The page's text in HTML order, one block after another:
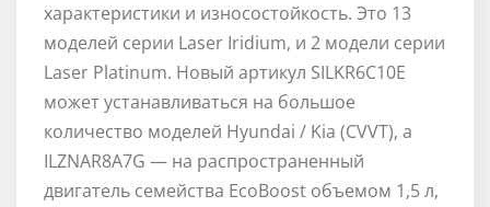
характеристики и износостойкость. Это 13
моделей серии Laser Iridium, и 2 модели серии
Laser Platinum. Новый артикул SILKR6C10E
может устанавливаться на большое
количество моделей Hyundai / Kia (CVVT), а
ILZNAR8A7G — на распространенный
двигатель семейства EcoBoost объемом 1,5 л,